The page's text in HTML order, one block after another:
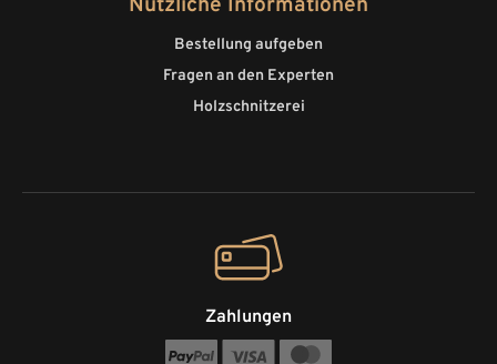
Nützliche Informationen
Bestellung aufgeben
Fragen an den Experten
Holzschnitzerei
Zahlungen